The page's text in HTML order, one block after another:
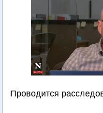
Проводится